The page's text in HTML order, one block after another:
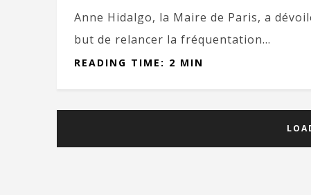
Anne Hidalgo, la Maire de Paris, a
but de relancer la fréquentation...
READING TIME: 2 MIN